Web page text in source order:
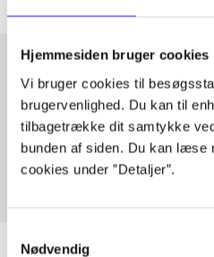
Hjemmesiden bruger cookies
Vi bruger cookies til
brugervenlighed. Du kan til
tilbagetrække dit samtykke
bunden af siden. Du kan læse
cookies under ”Detaljer”.
Nødvendig
Artikler med samme
Fra